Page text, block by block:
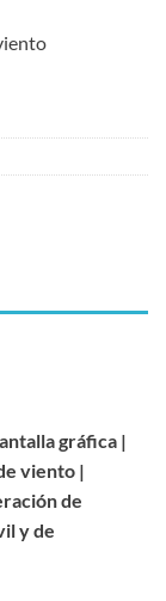
gráfica |
viento |
de
y de